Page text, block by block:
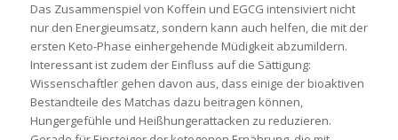
Das Zusammenspiel von Koffein und EGCG intensiviert nicht
nur den Energieumsatz, sondern kann auch helfen, die mit der
ersten Keto-Phase einhergehende Müdigkeit abzumildern.
Interessant ist zudem der Einfluss auf die Sättigung:
Wissenschaftler gehen davon aus, dass einige der bioaktiven
Bestandteile des Matchas dazu beitragen können,
Hungergefühle und Heißhungerattacken zu reduzieren.